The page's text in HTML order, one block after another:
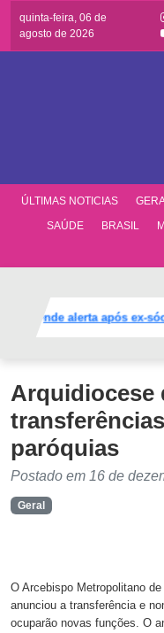
quinta-feira, 06 de
agosto de 2026
ÚLTIMAS NOTICIAS
SAÚDE
BRASIL
acende alerta após ex-sócio
Arquidiocese
paróquias
Postado em 16 de
Geral
O Arcebispo Metropolitano
anunciou a transferência e
ocuparão novas funções. O